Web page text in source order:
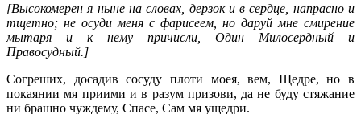
[Высокомерен я ныне на словах, дерзок и в сердце, напрасно и
тщетно; не осуди меня с фарисеем, но даруй мне смирение
мытаря и к нему причисли, Один Милосердный и
Правосудный.]
Согреших, досадив сосуду плоти моея, вем, Щедре, но в
покаянии мя приими и в разум призови, да не буду стяжание
ни брашно чуждему, Спасе, Сам мя ущедри.